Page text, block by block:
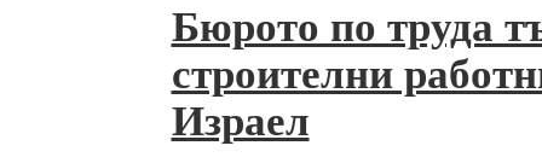
Бюрото по труда
строителни
Израел